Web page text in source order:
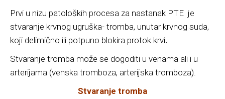
Prvi u nizu patoloških procesa za nastanak PTE je
stvaranje krvnog ugruška- tromba, unutar krvnog suda,
koji delimično ili potpuno blokira protok krvi.
Stvaranje tromba može se dogoditi u venama ali i u
arterijama (venska tromboza, arterijska tromboza).
Stvaranje tromba